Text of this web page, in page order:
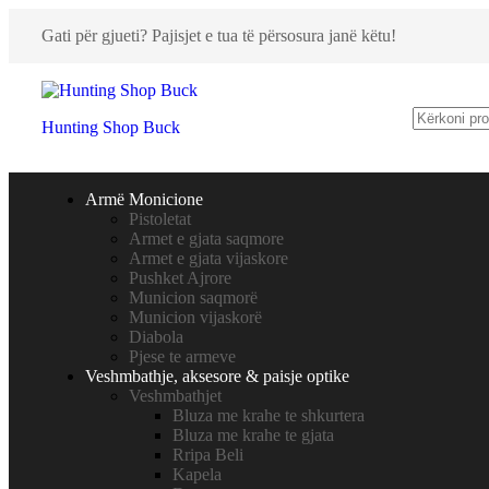
Gati për gjueti? Pajisjet e tua të përsosura janë këtu!
Hunting Shop Buck
Armë Monicione
Pistoletat
Armet e gjata saqmore
Armet e gjata vijaskore
Pushket Ajrore
Municion saqmorë
Municion vijaskorë
Diabola
Pjese te armeve
Veshmbathje, aksesore & paisje optike
Veshmbathjet
Bluza me krahe te shkurtera
Bluza me krahe te gjata
Rripa Beli
Kapela